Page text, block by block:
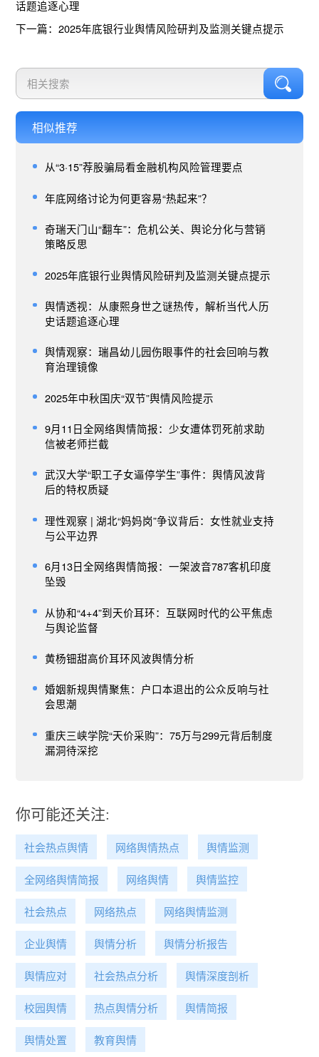
话题追逐心理
下一篇：2025年底银行业舆情风险研判及监测关键点提示
相似推荐
从“3·15”荐股骗局看金融机构风险管理要点
年底网络讨论为何更容易“热起来”？
奇瑞天门山“翻车”：危机公关、舆论分化与营销
策略反思
2025年底银行业舆情风险研判及监测关键点提示
舆情透视：从康熙身世之谜热传，解析当代人历
史话题追逐心理
舆情观察：瑞昌幼儿园伤眼事件的社会回响与教
育治理镜像
2025年中秋国庆“双节”舆情风险提示
9月11日全网络舆情简报：少女遭体罚死前求助
信被老师拦截
武汉大学“职工子女逼停学生”事件：舆情风波背
后的特权质疑
理性观察 | 湖北“妈妈岗”争议背后：女性就业支持
与公平边界
6月13日全网络舆情简报：一架波音787客机印度
坠毁
从协和“4+4”到天价耳环：互联网时代的公平焦虑
与舆论监督
黄杨钿甜高价耳环风波舆情分析
婚姻新规舆情聚焦：户口本退出的公众反响与社
会思潮
重庆三峡学院“天价采购”：75万与299元背后制度
漏洞待深挖
你可能还关注:
社会热点舆情 网络舆情热点 舆情监测
全网络舆情简报 网络舆情 舆情监控
社会热点 网络热点 网络舆情监测
企业舆情 舆情分析 舆情分析报告
舆情应对 社会热点分析 舆情深度剖析
校园舆情 热点舆情分析 舆情简报
舆情处置 教育舆情